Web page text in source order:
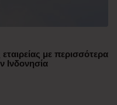
με περισσότερα